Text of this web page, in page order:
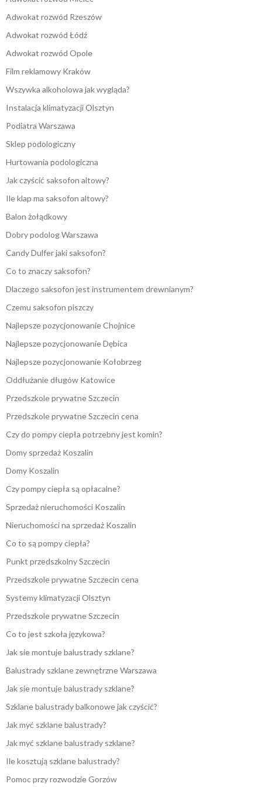
Adwokat rozwód Rzeszów
Adwokat rozwód Łódź
Adwokat rozwód Opole
Film reklamowy Kraków
Wszywka alkoholowa jak wygląda?
Instalacja klimatyzacji Olsztyn
Podiatra Warszawa
Sklep podologiczny
Hurtowania podologiczna
Jak czyścić saksofon altowy?
Ile klap ma saksofon altowy?
Balon żołądkowy
Dobry podolog Warszawa
Candy Dulfer jaki saksofon?
Co to znaczy saksofon?
Dlaczego saksofon jest instrumentem drewnianym?
Czemu saksofon piszczy
Najlepsze pozycjonowanie Chojnice
Najlepsze pozycjonowanie Dębica
Najlepsze pozycjonowanie Kołobrzeg
Oddłużanie długów Katowice
Przedszkole prywatne Szczecin
Przedszkole prywatne Szczecin cena
Czy do pompy ciepła potrzebny jest komin?
Domy sprzedaż Koszalin
Domy Koszalin
Czy pompy ciepła są opłacalne?
Sprzedaż nieruchomości Koszalin
Nieruchomości na sprzedaż Koszalin
Co to są pompy ciepła?
Punkt przedszkolny Szczecin
Przedszkole prywatne Szczecin cena
Systemy klimatyzacji Olsztyn
Przedszkole prywatne Szczecin
Co to jest szkoła językowa?
Jak sie montuje balustrady szklane?
Balustrady szklane zewnętrzne Warszawa
Jak sie montuje balustrady szklane?
Szklane balustrady balkonowe jak czyścić?
Jak myć szklane balustrady?
Jak myć szklane balustrady szklane?
Ile kosztują szklane balustrady?
Pomoc przy rozwodzie Gorzów